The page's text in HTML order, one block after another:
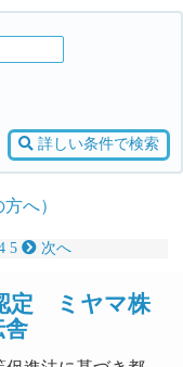
詳しい条件で検索
へ）
5 次へ
定 ミヤマ株
舎